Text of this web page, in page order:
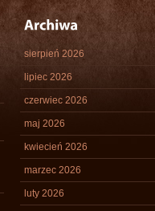
sierpień 2026
lipiec 2026
czerwiec 2026
maj 2026
kwiecień 2026
marzec 2026
luty 2026